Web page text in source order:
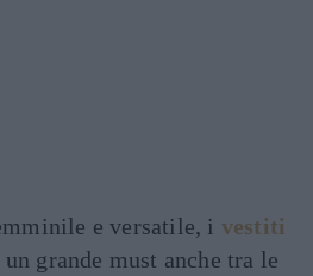
e versatile, i vestiti
grande must anche tra le